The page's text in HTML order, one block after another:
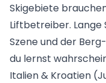
Skigebiete
Liftbetreiber. Lange
Szene und der
du lernst
Italien & Kroatien